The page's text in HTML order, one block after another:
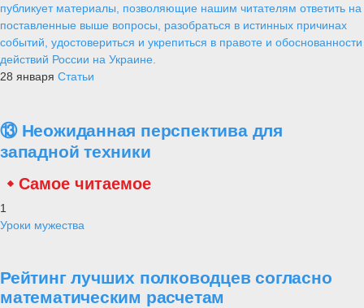
публикует материалы, позволяющие нашим читателям ответить на
поставленные выше вопросы, разобраться в истинных причинах
событий, удостовериться и укрепиться в правоте и обоснованности
действий России на Украине.
28 января Статьи
⑬ Неожиданная перспектива для
западной техники
Самое читаемое
1
Уроки мужества
Рейтинг лучших полководцев согласно
математическим расчетам